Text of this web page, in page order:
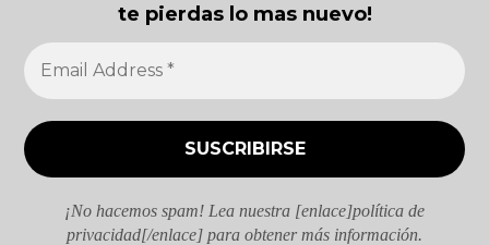
te pierdas lo mas nuevo!
¡No hacemos spam! Lea nuestra [enlace]política de
privacidad[/enlace] para obtener más información.